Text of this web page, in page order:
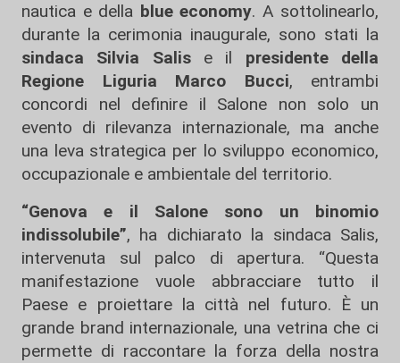
nautica e della blue economy. A sottolinearlo,
durante la cerimonia inaugurale, sono stati la
sindaca Silvia Salise il presidente della
Regione Liguria Marco Bucci, entrambi
concordi nel definire il Salone non solo un
evento di rilevanza internazionale, ma anche
una leva strategica per lo sviluppo economico,
occupazionale e ambientale del territorio.
“Genova e il Salone sono un binomio
indissolubile”, ha dichiarato la sindaca Salis,
intervenuta sul palco di apertura. “Questa
manifestazione vuole abbracciare tutto il
Paese e proiettare la città nel futuro. È un
grande brand internazionale, una vetrina che ci
permette di raccontare la forza della nostra